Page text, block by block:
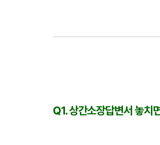
Q1. 상간소장답변서 놓치